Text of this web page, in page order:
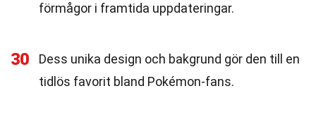
förmågor i framtida uppdateringar.
30
Dess unika design och bakgrund gör den till en
tidlös favorit bland Pokémon-fans.